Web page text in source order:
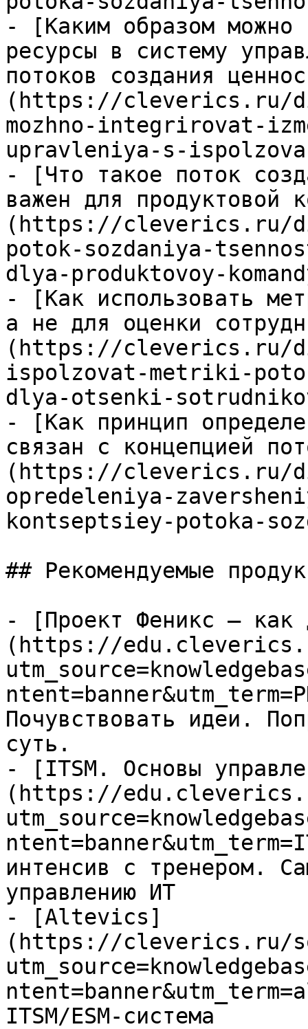
- [Каким образом можно
ресурсы в систему
потоков создания
(https://cleverics.ru/
mozhno-integrirovat-
upravleniya-s-
- [Что такое поток
важен для продуктовой
(https://cleverics.ru/
potok-sozdaniya-
dlya-produktovoy-
- [Как использовать
а не для оценки
(https://cleverics.ru/
ispolzovat-metriki-
dlya-otsenki-
- [Как принцип
связан с концепцией
(https://cleverics.ru/
opredeleniya-
kontseptsiey-potoka-
## Рекомендуемые
- [Проект Феникс – как
(https://
Почувствовать идеи.
суть.
- [ITSM. Основы
(https://
интенсив с тренером.
управлению ИТ
- [Altevics]
(https://cleverics.ru/
ITSM/ESM-система